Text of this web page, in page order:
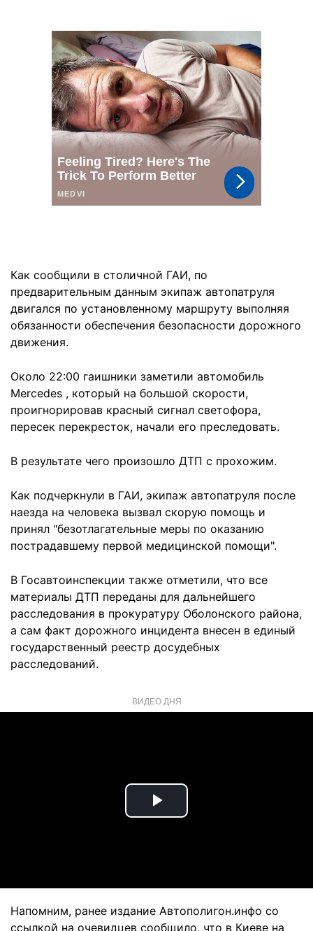
Как сообщили в столичной ГАИ, по
предварительным данным экипаж автопатруля
двигался по установленному маршруту выполняя
обязанности обеспечения безопасности дорожного
движения.
Около 22:00 гаишники заметили автомобиль
Merсedes , который на большой скорости,
проигнорировав красный сигнал светофора,
пересек перекресток, начали его преследовать.
В результате чего произошло ДТП с прохожим.
Как подчеркнули в ГАИ, экипаж автопатруля после
наезда на человека вызвал скорую помощь и
принял "безотлагательные меры по оказанию
пострадавшему первой медицинской помощи".
В Госавтоинспекции также отметили, что все
материалы ДТП переданы для дальнейшего
расследования в прокуратуру Оболонского района,
а сам факт дорожного инцидента внесен в единый
государственный реестр досудебных
расследований.
ВИДЕО ДНЯ
Play
Напомним, ранее издание Автополигон.инфо со
ссылкой на очевидцев сообщило, что в Киеве на